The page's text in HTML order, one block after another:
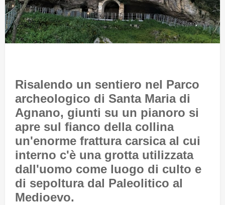
Risalendo un sentiero nel Parco
archeologico di Santa Maria di
Agnano, giunti su un pianoro si
apre sul fianco della collina
un'enorme frattura carsica al cui
interno c'è una grotta utilizzata
dall'uomo come luogo di culto e
di sepoltura dal Paleolitico al
Medioevo.